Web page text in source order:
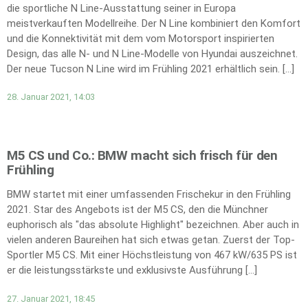
die sportliche N Line-Ausstattung seiner in Europa
meistverkauften Modellreihe. Der N Line kombiniert den Komfort
und die Konnektivität mit dem vom Motorsport inspirierten
Design, das alle N- und N Line-Modelle von Hyundai auszeichnet.
Der neue Tucson N Line wird im Frühling 2021 erhältlich sein. […]
28. Januar 2021, 14:03
M5 CS und Co.: BMW macht sich frisch für den
Frühling
BMW startet mit einer umfassenden Frischekur in den Frühling
2021. Star des Angebots ist der M5 CS, den die Münchner
euphorisch als "das absolute Highlight" bezeichnen. Aber auch in
vielen anderen Baureihen hat sich etwas getan. Zuerst der Top-
Sportler M5 CS. Mit einer Höchstleistung von 467 kW/635 PS ist
er die leistungsstärkste und exklusivste Ausführung […]
27. Januar 2021, 18:45